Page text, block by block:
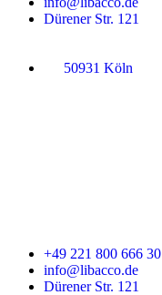
Dürener Str. 121
50931 Köln
+49 221 800 666 30
info@libacco.de
Dürener Str. 121